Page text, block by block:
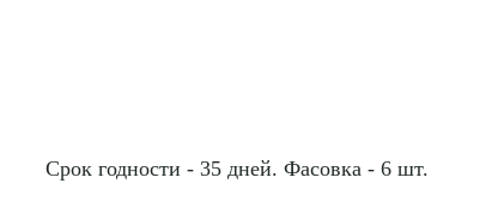
Срок годности - 35 дней. Фасовка - 6 шт.